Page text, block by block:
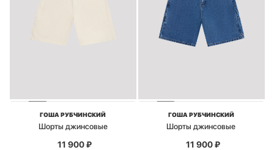
ГОША РУБЧИНСКИЙ
Шорты джинсовые
11 900₽
ГОША РУБЧИНСКИЙ
Шорты джинсовые
11 900₽